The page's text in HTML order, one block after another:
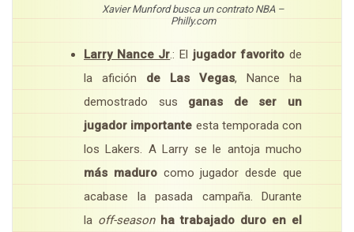
Xavier Munford busca un contrato NBA –
Philly.com
Larry Nance Jr.: El jugador favorito de
la afición de Las Vegas, Nance ha
demostrado sus ganas de ser un
jugador importante esta temporada con
los Lakers. A Larry se le antoja mucho
más madurocomo jugador desde que
acabase la pasada campaña. Durante
la off-season ha trabajado duro en el